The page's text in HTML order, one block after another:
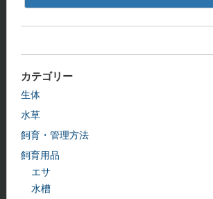
カテゴリー
生体
水草
飼育・管理方法
飼育用品
エサ
水槽